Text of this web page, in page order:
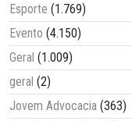
Esporte (1.769)
Evento (4.150)
Geral (1.009)
geral (2)
Jovem Advocacia (363)